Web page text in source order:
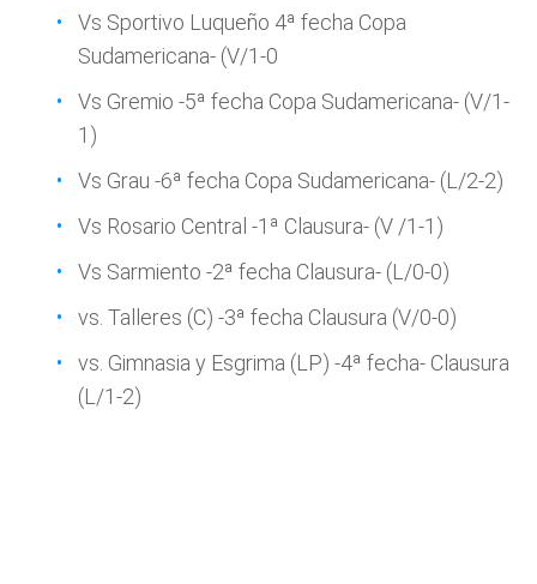
Vs Sportivo Luqueño 4ª fecha Copa
Sudamericana- (V/1-0
Vs Gremio -5ª fecha Copa Sudamericana- (V/1-
1)
Vs Grau -6ª fecha Copa Sudamericana- (L/2-2)
Vs Rosario Central -1ª Clausura- (V /1-1)
Vs Sarmiento -2ª fecha Clausura- (L/0-0)
vs. Talleres (C) -3ª fecha Clausura (V/0-0)
vs. Gimnasia y Esgrima (LP) -4ª fecha- Clausura
(L/1-2)